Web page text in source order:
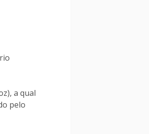
a qual
pelo